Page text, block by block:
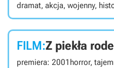
dramat, akcja, wojenny,
FILM:Z piekła
premiera: 2001 horror,